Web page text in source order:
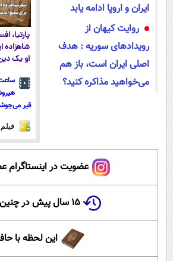
ایران و اروپا ادامه یابد
روایت کیهان از
رویدادهای سوریه : هدف
اصلی ایران است، باز هم
می‌خواهید مذاکره کنید؟
پارتیا،
شاهزاده
او یک
قیر
عضویت در اینستاگرام
۱۵ سال پیش در چنین روزی
این لحظه با